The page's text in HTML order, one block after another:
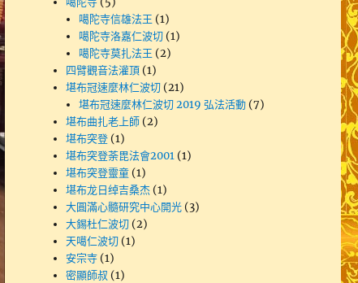
噶陀寺信雄法王 (1)
噶陀寺洛嘉仁波切 (1)
噶陀寺莫扎法王 (2)
四臂觀音法灌頂 (1)
堪布冠速麼林仁波切 (21)
堪布冠速麼林仁波切 2019 弘法活動 (7)
堪布曲扎老上師 (2)
堪布突登 (1)
堪布突登荼毘法會2001 (1)
堪布突登靈童 (1)
堪布龙日绰吉桑杰 (1)
大圓滿心髓研究中心開光 (3)
大錫杜仁波切 (2)
天噶仁波切 (1)
安宗寺 (1)
密顯師叔 (1)